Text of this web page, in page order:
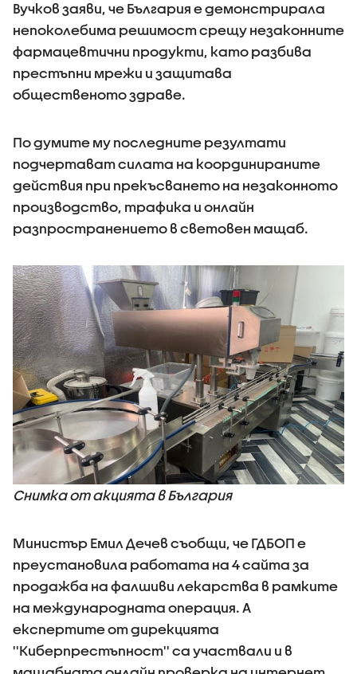
Вучков заяви, че България е демонстрирала
непоколебима решимост срещу незаконните
фармацевтични продукти, като разбива
престъпни мрежи и защитава
общественото здраве.
По думите му последните резултати
подчертават силата на координираните
действия при прекъсването на незаконното
производство, трафика и онлайн
разпространението в световен мащаб.
Снимка от акцията в България
Министър Емил Дечев съобщи, че ГДБОП е
преустановила работата на 4 сайта за
продажба на фалшиви лекарства в рамките
на международната операция. А
експертите от дирекцията
''Киберпрестъпност'' са участвали и в